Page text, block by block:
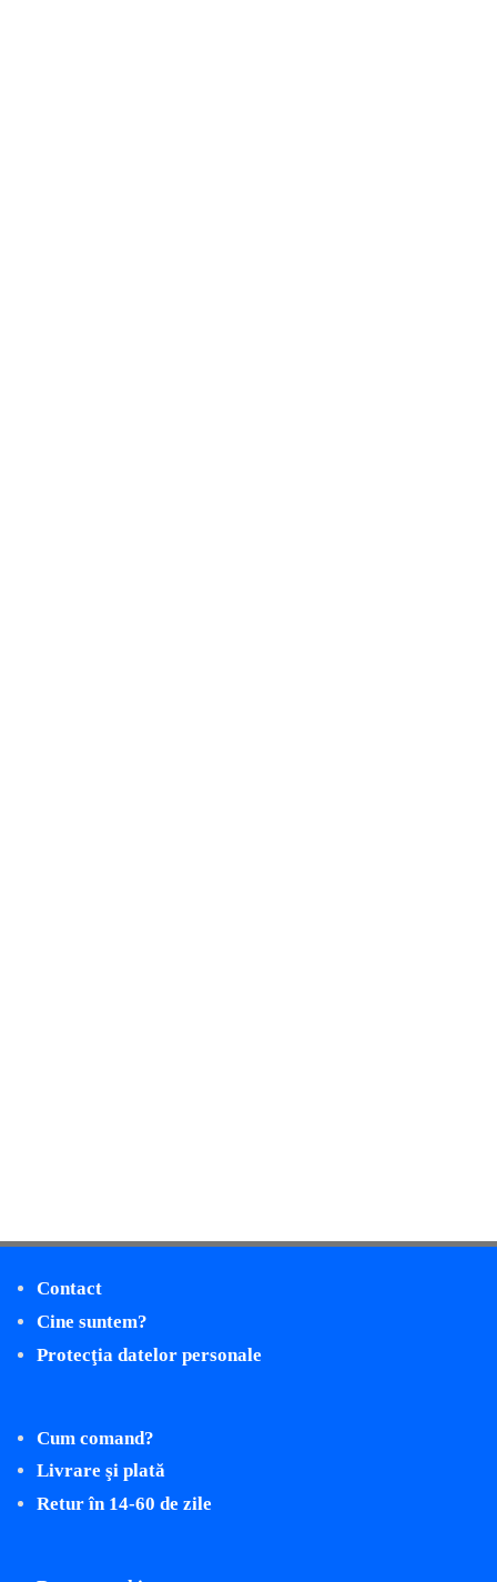
Contact
Cine suntem?
Protecţia datelor personale
Cum comand?
Livrare şi plată
Retur în 14-60 de zile